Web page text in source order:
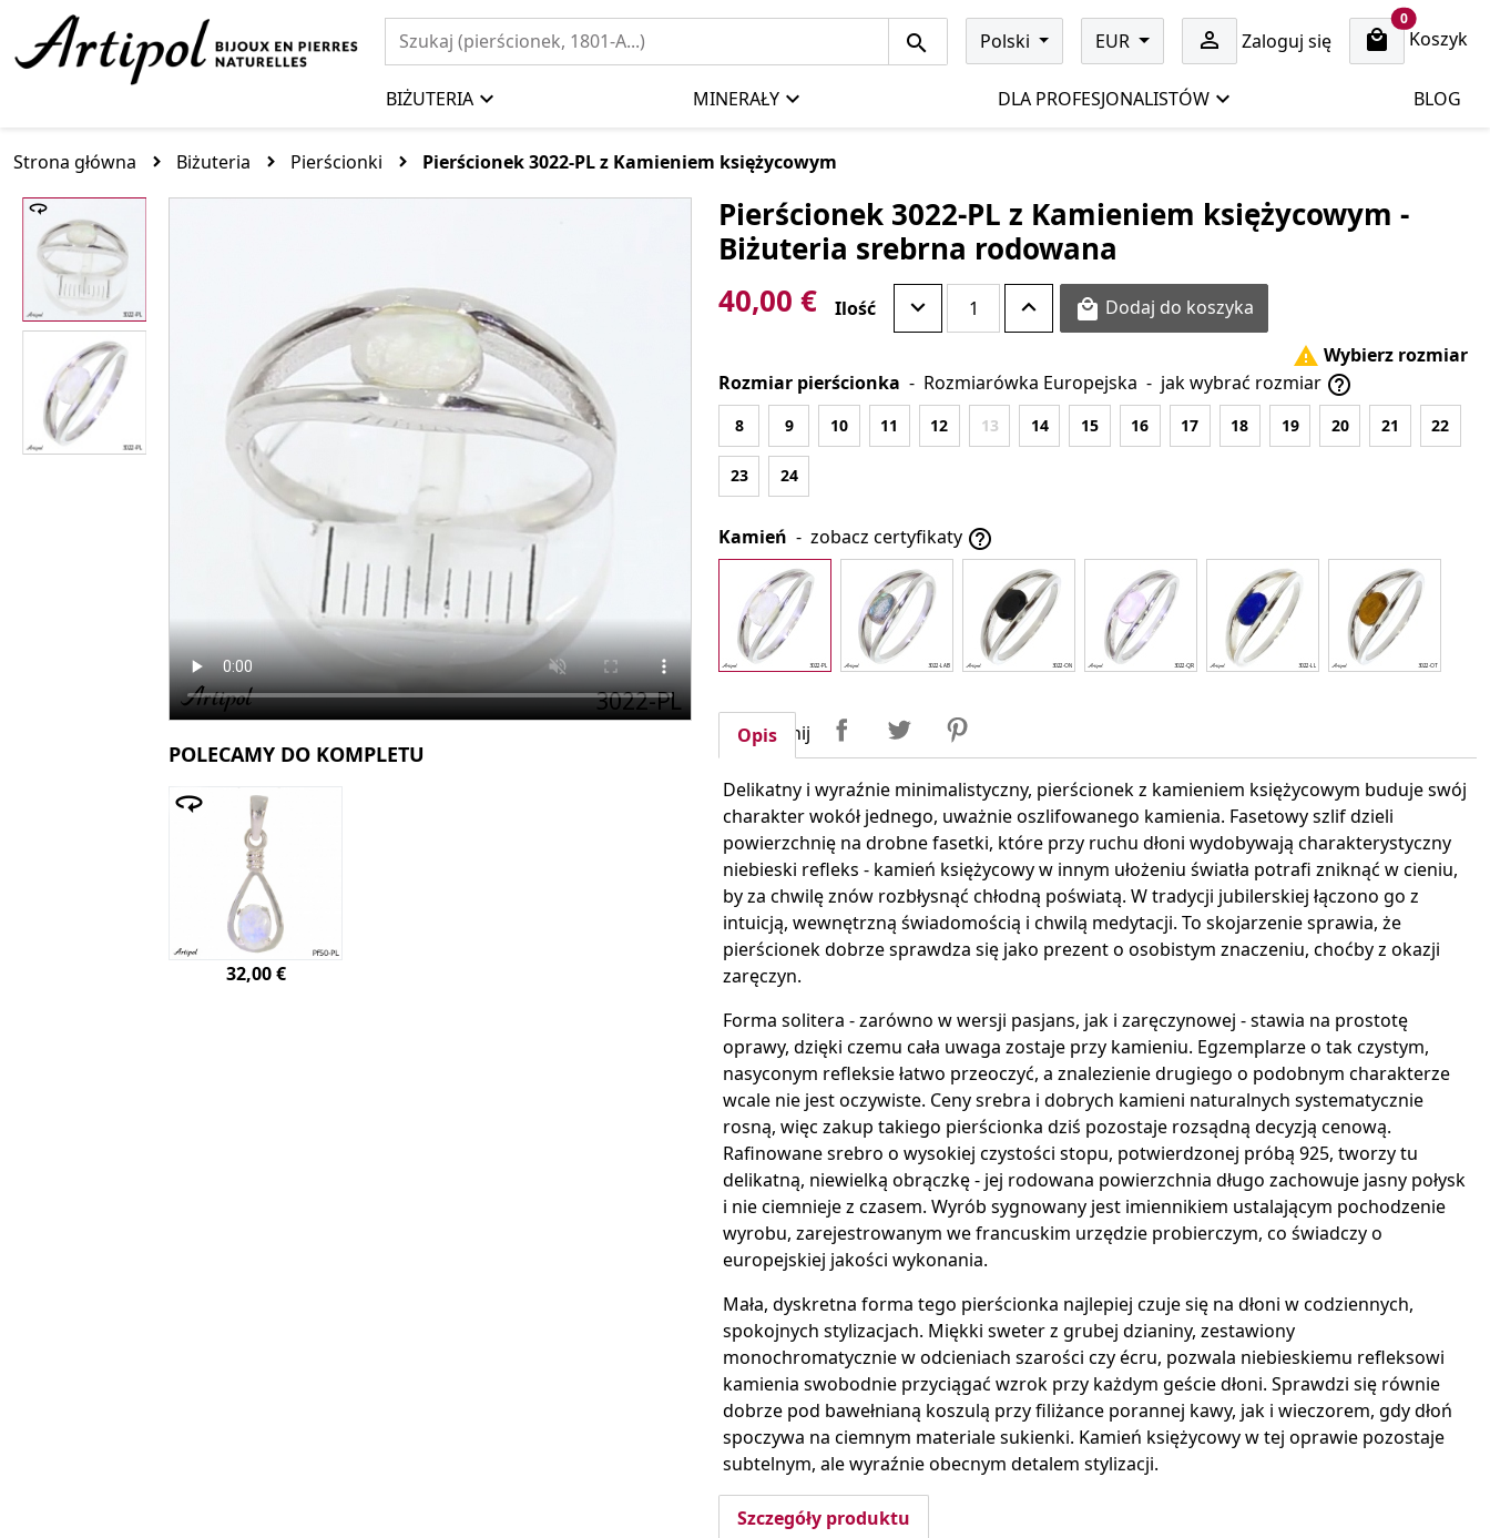
Polski EUR Zaloguj się 
0cart items
Koszyk
BIŻUTERIA MINERAŁY DLA PROFESJONALISTÓW BLOG
Strona główna Biżuteria Pierścionki Pierścionek 3022-PL z Kamieniem księżycowym
POLECAMY DO KOMPLETU
32,00 €
Pierścionek 3022-PL z Kamieniem księżycowym -
Biżuteria srebrna rodowana
40,00 €
Ilość  Dodaj do koszyka
 Wybierz rozmiar
Rozmiar pierścionka - Rozmiarówka Europejska - jak wybrać rozmiar 
8 9 10 11 12 13 14 15 16 17 18 19 20 21 22
23 24
Kamień - zobacz certyfikaty 
Udostępnij UdostępnijTweetuj
Opis
Delikatny i wyraźnie minimalistyczny, pierścionek z kamieniem księżycowym buduje swój
charakter wokół jednego, uważnie oszlifowanego kamienia. Fasetowy szlif dzieli
powierzchnię na drobne fasetki, które przy ruchu dłoni wydobywają charakterystyczny
niebieski refleks - kamień księżycowy w innym ułożeniu światła potrafi zniknąć w cieniu,
by za chwilę znów rozbłysnąć chłodną poświatą. W tradycji jubilerskiej łączono go z
intuicją, wewnętrzną świadomością i chwilą medytacji. To skojarzenie sprawia, że
pierścionek dobrze sprawdza się jako prezent o osobistym znaczeniu, choćby z okazji
zaręczyn.
Forma solitera - zarówno w wersji pasjans, jak i zaręczynowej - stawia na prostotę
oprawy, dzięki czemu cała uwaga zostaje przy kamieniu. Egzemplarze o tak czystym,
nasyconym refleksie łatwo przeoczyć, a znalezienie drugiego o podobnym charakterze
wcale nie jest oczywiste. Ceny srebra i dobrych kamieni naturalnych systematycznie
rosną, więc zakup takiego pierścionka dziś pozostaje rozsądną decyzją cenową.
Rafinowane srebro o wysokiej czystości stopu, potwierdzonej próbą 925, tworzy tu
delikatną, niewielką obrączkę - jej rodowana powierzchnia długo zachowuje jasny połysk
i nie ciemnieje z czasem. Wyrób sygnowany jest imiennikiem ustalającym pochodzenie
wyrobu, zarejestrowanym we francuskim urzędzie probierczym, co świadczy o
europejskiej jakości wykonania.
Mała, dyskretna forma tego pierścionka najlepiej czuje się na dłoni w codziennych,
spokojnych stylizacjach. Miękki sweter z grubej dzianiny, zestawiony
monochromatycznie w odcieniach szarości czy écru, pozwala niebieskiemu refleksowi
kamienia swobodnie przyciągać wzrok przy każdym geście dłoni. Sprawdzi się równie
dobrze pod bawełnianą koszulą przy filiżance porannej kawy, jak i wieczorem, gdy dłoń
spoczywa na ciemnym materiale sukienki. Kamień księżycowy w tej oprawie pozostaje
subtelnym, ale wyraźnie obecnym detalem stylizacji.
Szczegóły produktu